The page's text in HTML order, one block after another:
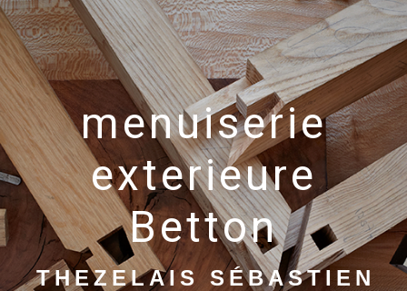
menuiserie
exterieure
Betton
THEZELAIS SÉBASTIEN